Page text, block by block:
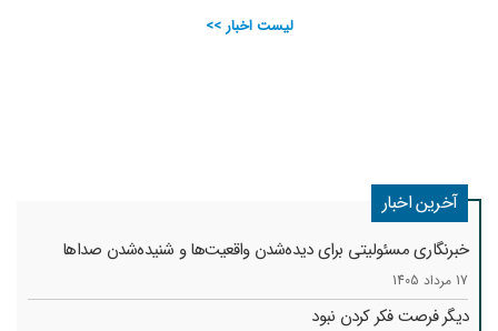
لیست اخبار >>
آخرین اخبار
خبرنگاری مسئولیتی برای دیده‌شدن واقعیت‌ها و شنیده‌شدن صداها
17 مرداد 1405
دیگر فرصت فکر کردن نبود